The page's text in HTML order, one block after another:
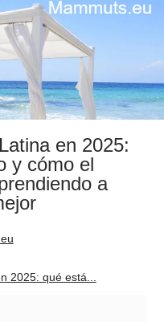
en 2025:
y cómo el
a
2025: qué está...